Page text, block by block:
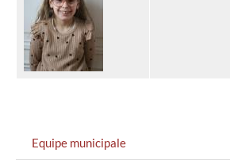
MENU
GAUCHE
Equipe municipale